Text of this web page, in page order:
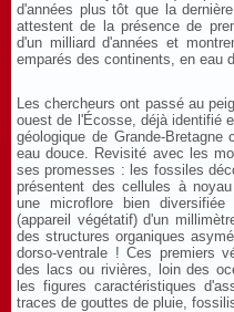
d'années plus tôt que la
attestent de la présence de
d'un milliard d'années et
emparés des continents, en eau
Les chercheurs ont passé au
ouest de l'Écosse, déjà identifié
géologique de Grande-
eau douce. Revisité avec les
ses promesses : les fossiles
présentent des cellules à
une microflore bien
(appareil végétatif) d'un
des structures organiques
dorso-ventrale ! Ces premiers
des lacs ou rivières, loin des
les figures caractéristiques
traces de gouttes de pluie,